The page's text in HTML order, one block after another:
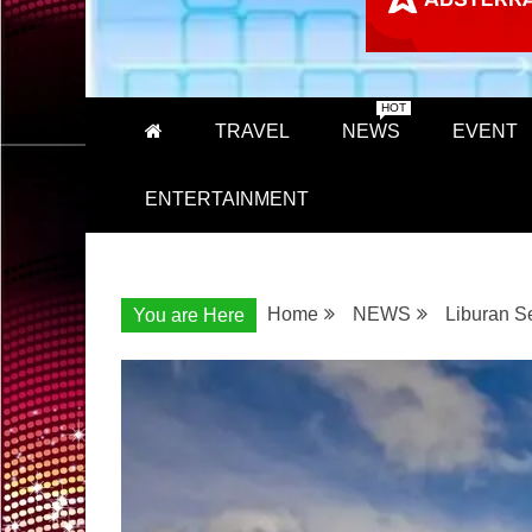
TRAVEL NEWS
HOT
EVENT
ENTERTAINMENT
You are Here Home NEWS Liburan